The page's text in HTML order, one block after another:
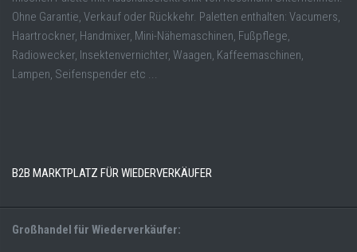
Ohne Garantie, Verkauf oder Rückkehr. Paletten enthalten: Vacumers,
Haartrockner, Handmixer, Mini-Nähemaschinen, Fußpflege,
Radiowecker, Insektenvernichter, Waagen, Kaffeemaschinen,
Lampen, Seifenspender etc ...
B2B MARKTPLATZ FÜR WIEDERVERKÄUFER
Großhandel für Wiederverkäufer: